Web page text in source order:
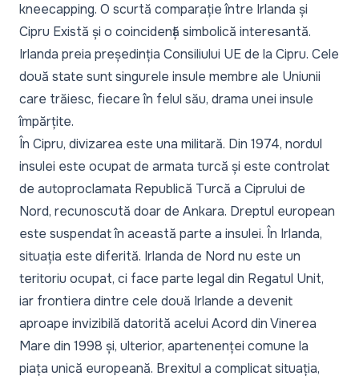
kneecapping. O scurtă comparație între Irlanda și
Cipru Există și o coincidență simbolică interesantă.
Irlanda preia președinția Consiliului UE de la Cipru. Cele
două state sunt singurele insule membre ale Uniunii
care trăiesc, fiecare în felul său, drama unei insule
împărțite.
În Cipru, divizarea este una militară. Din 1974, nordul
insulei este ocupat de armata turcă și este controlat
de autoproclamata Republică Turcă a Ciprului de
Nord, recunoscută doar de Ankara. Dreptul european
este suspendat în această parte a insulei. În Irlanda,
situația este diferită. Irlanda de Nord nu este un
teritoriu ocupat, ci face parte legal din Regatul Unit,
iar frontiera dintre cele două Irlande a devenit
aproape invizibilă datorită acelui Acord din Vinerea
Mare din 1998 și, ulterior, apartenenței comune la
piața unică europeană. Brexitul a complicat situația,